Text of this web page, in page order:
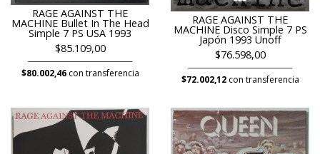
RAGE AGAINST THE
MACHINE Bullet In The Head
Simple 7 PS USA 1993
$85.109,00
$80.002,46con transferencia
RAGE AGAINST THE
MACHINE Disco Simple 7 PS
Japón 1993 Unoff
$76.598,00
$72.002,12con transferencia